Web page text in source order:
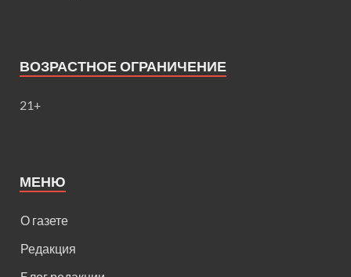
ВОЗРАСТНОЕ ОГРАНИЧЕНИЕ
21+
МЕНЮ
О газете
Редакция